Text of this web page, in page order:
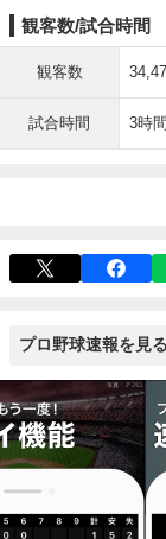
観客数/試合時間
観客数
試合時間 3時
プロ野球速報を見